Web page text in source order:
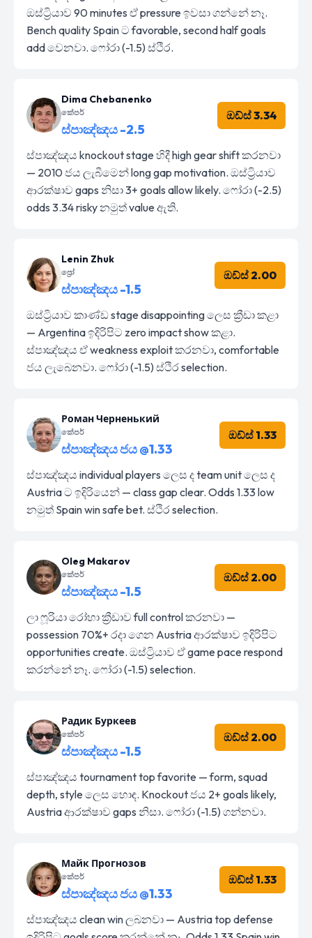
ඔස්ට්‍රියාව 90 minutes ඒ pressure ඉවසා ගන්නේ නෑ.
Bench quality Spain ට favorable, second half goals
add වෙනවා. ෆෝරා (-1.5) ස්ථිර.
Dima Chebanenko
කේපර්
ස්පාඤ්ඤය -2.5
ඔඩ්ස් 3.34
ස්පාඤ්ඤය knockout stage හිදී high gear shift කරනවා
— 2010 ජය ලැබීමෙන් long gap motivation. ඔස්ට්‍රියාව
ආරක්ෂාව gaps නිසා 3+ goals allow likely. ෆෝරා (-2.5)
odds 3.34 risky නමුත් value ඇති.
Lenin Zhuk
ප්‍රෝ
ස්පාඤ්ඤය -1.5
ඔඩ්ස් 2.00
ඔස්ට්‍රියාව කාණ්ඩ stage disappointing ලෙස ක්‍රීඩා කළා
— Argentina ඉදිරිපිට zero impact show කළා.
ස්පාඤ්ඤය ඒ weakness exploit කරනවා, comfortable
ජය ලැබෙනවා. ෆෝරා (-1.5) ස්ථිර selection.
Роман Черненький
කේපර්
ස්පාඤ්ඤය ජය @1.33
ඔඩ්ස් 1.33
ස්පාඤ්ඤය individual players ලෙස ද team unit ලෙස ද
Austria ට ඉදිරියෙන් — class gap clear. Odds 1.33 low
නමුත් Spain win safe bet. ස්ථිර selection.
Oleg Makarov
කේපර්
ස්පාඤ්ඤය -1.5
ඔඩ්ස් 2.00
ලා ෆූරියා රෝහා ක්‍රීඩාව full control කරනවා —
possession 70%+ රදා ගෙන Austria ආරක්ෂාව ඉදිරිපිට
opportunities create. ඔස්ට්‍රියාව ඒ game pace respond
කරන්නේ නෑ. ෆෝරා (-1.5) selection.
Радик Буркеев
කේපර්
ස්පාඤ්ඤය -1.5
ඔඩ්ස් 2.00
ස්පාඤ්ඤය tournament top favorite — form, squad
depth, style ලෙස හොඳ. Knockout ජය 2+ goals likely,
Austria ආරක්ෂාව gaps නිසා. ෆෝරා (-1.5) ගන්නවා.
Майк Прогнозов
කේපර්
ස්පාඤ්ඤය ජය @1.33
ඔඩ්ස් 1.33
ස්පාඤ්ඤය clean win ලබනවා — Austria top defense